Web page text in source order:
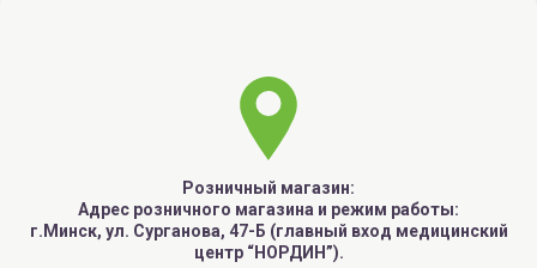
Розничный магазин:
Адрес розничного магазина и режим работы:
г.Минск, ул. Сурганова, 47-Б (главный вход медицинский
центр “НОРДИН”).